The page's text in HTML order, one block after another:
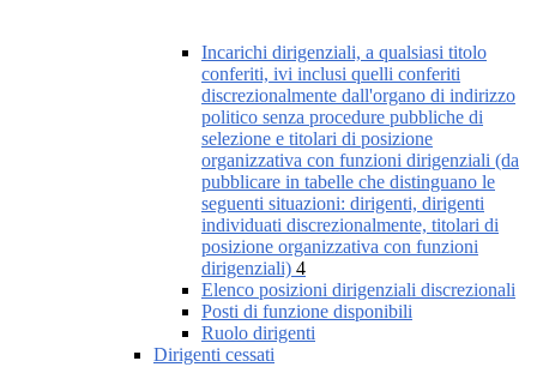
Incarichi dirigenziali, a qualsiasi titolo
conferiti, ivi inclusi quelli conferiti
discrezionalmente dall'organo di indirizzo
politico senza procedure pubbliche di
selezione e titolari di posizione
organizzativa con funzioni dirigenziali (da
pubblicare in tabelle che distinguano le
seguenti situazioni: dirigenti, dirigenti
individuati discrezionalmente, titolari di
posizione organizzativa con funzioni
dirigenziali) 4
Elenco posizioni dirigenziali discrezionali
Posti di funzione disponibili
Ruolo dirigenti
Dirigenti cessati